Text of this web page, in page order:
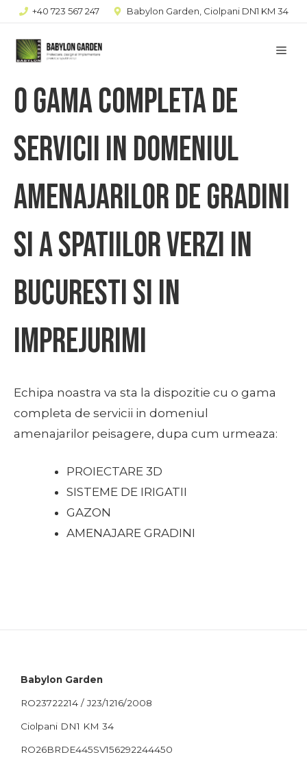
Sari
conținut
+40 723 567 247 Babylon Garden, Ciolpani DN1 KM 34
O gama completa de
servicii in domeniul
amenajarilor de gradini
si a spatiilor verzi in
Bucuresti si in
imprejurimi
Echipa noastra va sta la dispozitie cu o gama
completa de servicii in domeniul
amenajarilor peisagere, dupa cum urmeaza:
PROIECTARE 3D
SISTEME DE IRIGATII
GAZON
AMENAJARE GRADINI
Babylon Garden
RO23722214 / J23/1216/2008
Ciolpani DN1 KM 34
RO26BRDE445SV156292244450